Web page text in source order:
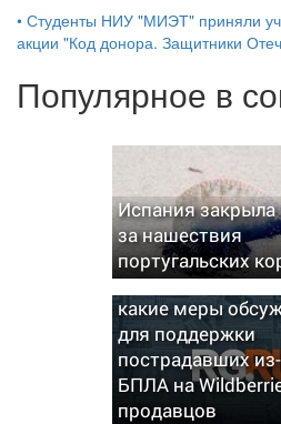
• Студенты НИУ "МИЭТ" приняли
акции "Код донора. Защитники
Популярное в
Испания
за нашествия
португальских
В Минфине
какие меры
для поддержки
пострадавших
БПЛА на
продавцов